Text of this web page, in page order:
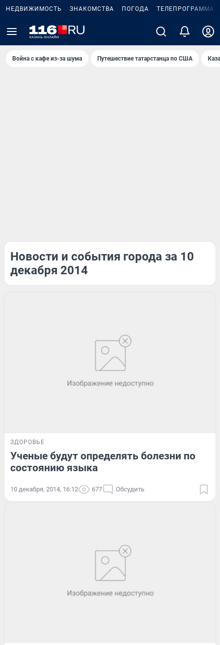
НЕДВИЖИМОСТЬ ЗНАКОМСТВА ПОГОДА ТЕЛЕПРОГРАММА
Война с кафе из-за шума Путешествие татарстанца по США
Новости и события города за 10
декабря 2014
ЗДОРОВЬЕ
Ученые будут определять болезни по
состоянию языка
10 декабря, 2014, 16:12 677 Обсудить